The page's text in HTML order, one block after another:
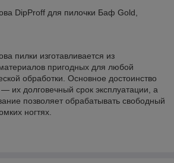
DipProff для пилочки Баф Gold,
пилки изготавливается из
пригодных для любой
обработки. Основное достоинство
их долговечный срок эксплуатации, а
позволяет обрабатывать свободный
ногтях.